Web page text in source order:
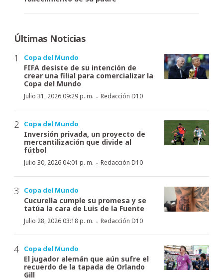
Últimas Noticias
Copa del Mundo
FIFA desiste de su intención de
crear una filial para comercializar la
Copa del Mundo
Julio 31, 2026 09:29 p. m. · Redacción D10
Copa del Mundo
Inversión privada, un proyecto de
mercantilización que divide al
fútbol
Julio 30, 2026 04:01 p. m. · Redacción D10
Copa del Mundo
Cucurella cumple su promesa y se
tatúa la cara de Luis de la Fuente
Julio 28, 2026 03:18 p. m. · Redacción D10
Copa del Mundo
El jugador alemán que aún sufre el
recuerdo de la tapada de Orlando
Gill